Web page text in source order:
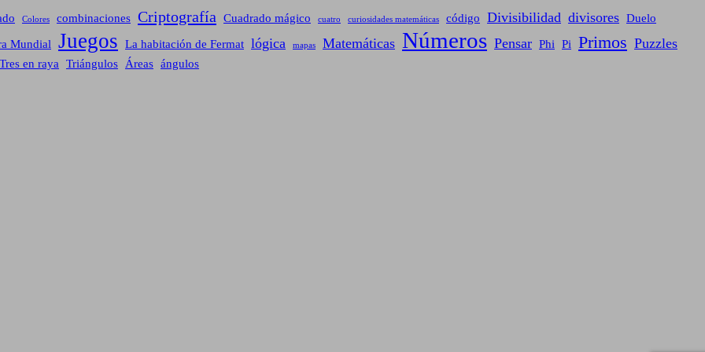
Colores combinaciones Criptografía Cuadrado mágico cuatro curiosidades matemáticas código Divisibilidad divisores Duelo
Mundial Juegos La habitación de Fermat lógica mapas Matemáticas Números Pensar Phi Pi Primos Puzzles
Tres en raya Triángulos Áreas ángulos